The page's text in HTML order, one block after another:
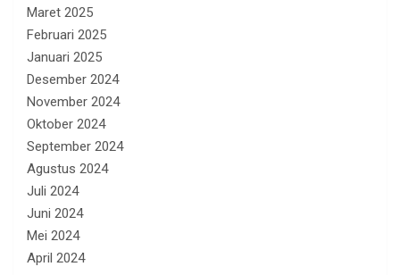
Maret 2025
Februari 2025
Januari 2025
Desember 2024
November 2024
Oktober 2024
September 2024
Agustus 2024
Juli 2024
Juni 2024
Mei 2024
April 2024